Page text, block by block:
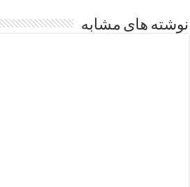
نوشته های مشابه